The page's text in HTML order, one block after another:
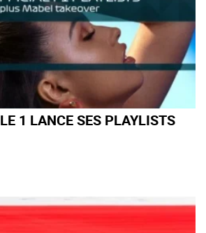
1 LANCE SES PLAYLISTS